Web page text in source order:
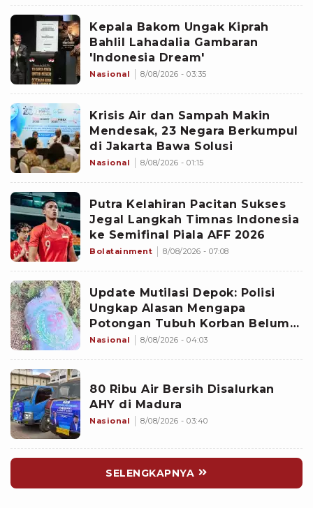
Kepala Bakom Ungak Kiprah
Bahlil Lahadalia Gambaran
'Indonesia Dream'
Nasional 8/08/2026 - 03:35
Krisis Air dan Sampah Makin
Mendesak, 23 Negara Berkumpul
di Jakarta Bawa Solusi
Nasional 8/08/2026 - 01:15
Putra Kelahiran Pacitan Sukses
Jegal Langkah Timnas Indonesia
ke Semifinal Piala AFF 2026
Bolatainment 8/08/2026 - 07:08
Update Mutilasi Depok: Polisi
Ungkap Alasan Mengapa
Potongan Tubuh Korban Belum
Juga Ditemukan
Nasional 8/08/2026 - 04:03
80 Ribu Air Bersih Disalurkan
AHY di Madura
Nasional 8/08/2026 - 03:40
SELENGKAPNYA